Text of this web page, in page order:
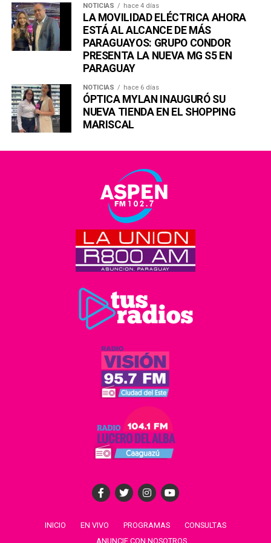
NOTICIAS hace 4 días
LA MOVILIDAD ELÉCTRICA AHORA
ESTÁ AL ALCANCE DE MÁS
PARAGUAYOS: GRUPO CONDOR
PRESENTA LA NUEVA MG S5 EN
PARAGUAY
NOTICIAS hace 6 días
ÓPTICA MYLAN INAUGURÓ SU
NUEVA TIENDA EN EL SHOPPING
MARISCAL
INICIO EN VIVO PROGRAMAS
CONSULTAS
ANUNCIE CON NOSOTROS